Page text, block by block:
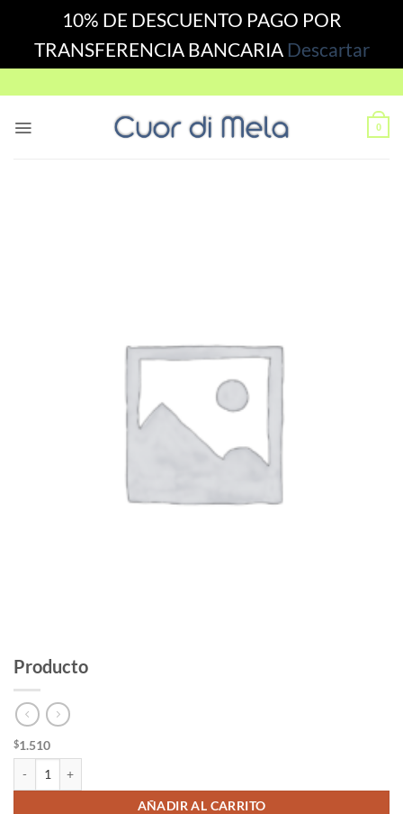
10% DE DESCUENTO PAGO POR
TRANSFERENCIA BANCARIA Descartar
to
0
Producto
$1.510
AÑADIR AL CARRITO